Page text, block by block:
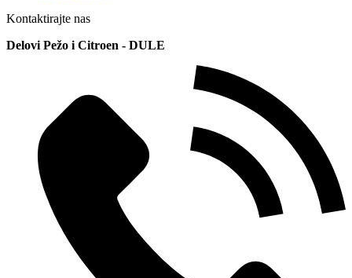
Kontaktirajte nas
Delovi Pežo i Citroen - DULE